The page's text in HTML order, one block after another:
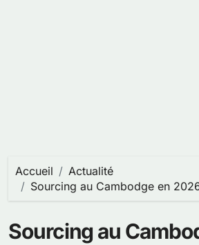
Accueil
Actualité
Sourcing au Cambodge en
Sourcing au